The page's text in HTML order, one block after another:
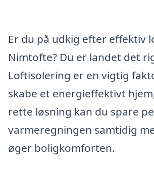
Er du på udkig efter effektiv
Nimtofte? Du er landet det
Loftisolering er en vigtig
skabe et energieffektivt
rette løsning kan du spare
varmeregningen samtidig
øger boligkomforten.